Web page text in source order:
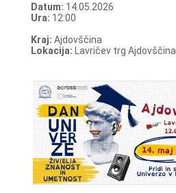
Datum: 14.05.2026
Ura: 12:00
Kraj: Ajdovščina
Lokacija: Lavričev trg Ajdovščina